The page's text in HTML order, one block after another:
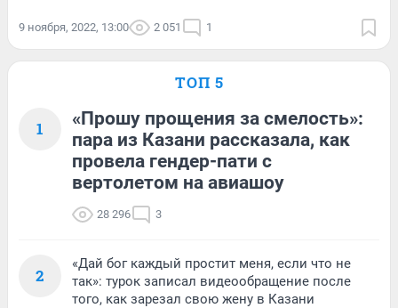
9 ноября, 2022, 13:00 2 051 1
ТОП 5
1
«Прошу прощения за смелость»:
пара из Казани рассказала, как
провела гендер-пати с
вертолетом на авиашоу
28 296 3
2
«Дай бог каждый простит меня, если что не
так»: турок записал видеообращение после
того, как зарезал свою жену в Казани